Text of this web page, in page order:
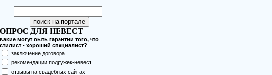
ОПРОС ДЛЯ НЕВЕСТ
Какие могут быть гарантии того, что
стилист - хороший специалист?
заключение договора
рекомендации подружек-невест
отзывы на свадебных сайтах